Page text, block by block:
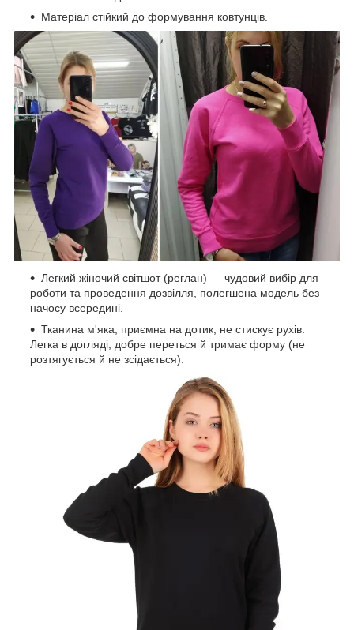
Матеріал стійкий до формування ковтунців.
Легкий жіночий світшот (реглан) — чудовий вибір для
роботи та проведення дозвілля, полегшена модель без
начосу всередині.
Тканина м'яка, приємна на дотик, не стискує рухів.
Легка в догляді, добре переться й тримає форму (не
розтягується й не зсідається).